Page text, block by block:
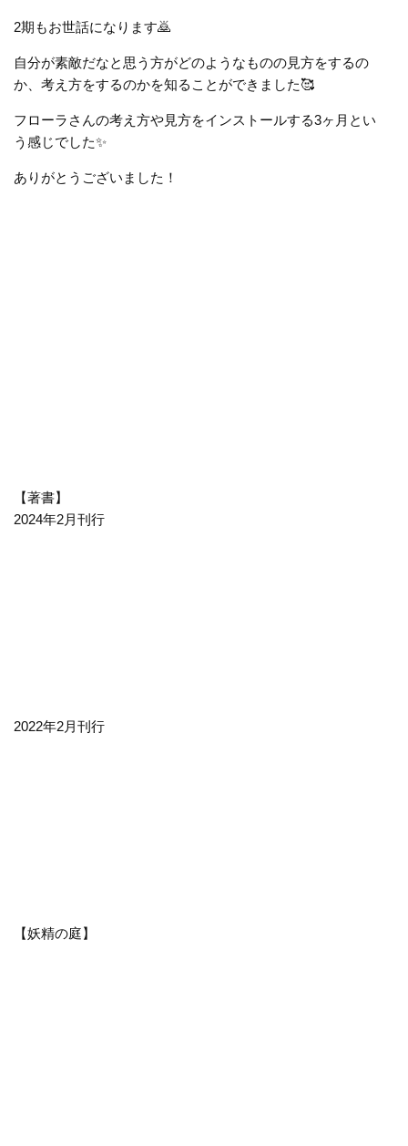
2期もお世話になります🙇
自分が素敵だなと思う方がどのようなものの見方をするの
か、考え方をするのかを知ることができました🥰
フローラさんの考え方や見方をインストールする3ヶ月とい
う感じでした✨
ありがとうございました！
【著書】
2024年2月刊行
2022年2月刊行
【妖精の庭】